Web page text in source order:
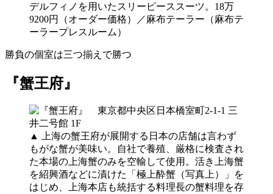
デルフィノを用いたスリーピーススーツ。18万
9200円（オーダー価格）／麻布テーラー（麻布テ
ーラープレスルーム）
勝負の個室は三つ揃えで勝つ
『蟹王府』
▲ 上海の蟹王府が展開する日本の店舗は言わず
もがな蟹が美味い。自社で養殖、厳格に検査され
た本場の上海蟹のみを空輸して使用。活き上海蟹
を紹興酒などに漬けた「極上酔蟹（写真上）」を
はじめ、上海本店も統括する料理長の蟹料理を存